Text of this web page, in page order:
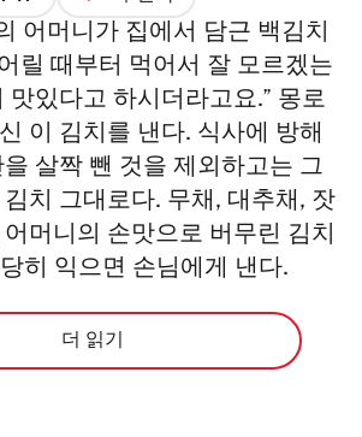
가
4
어머니가 집에서 담근 백김치
릴 때부터 먹어서 잘 모르겠는
맛있다고 하시더라고요.” 몽로
이 김치를 낸다. 식사에 방해
살짝 뺀 것을 제외하고는 그
치 그대로다. 무채, 대추채, 잣
머니의 손맛으로 버무린 김치
히 익으면 손님에게 낸다.
더 읽기